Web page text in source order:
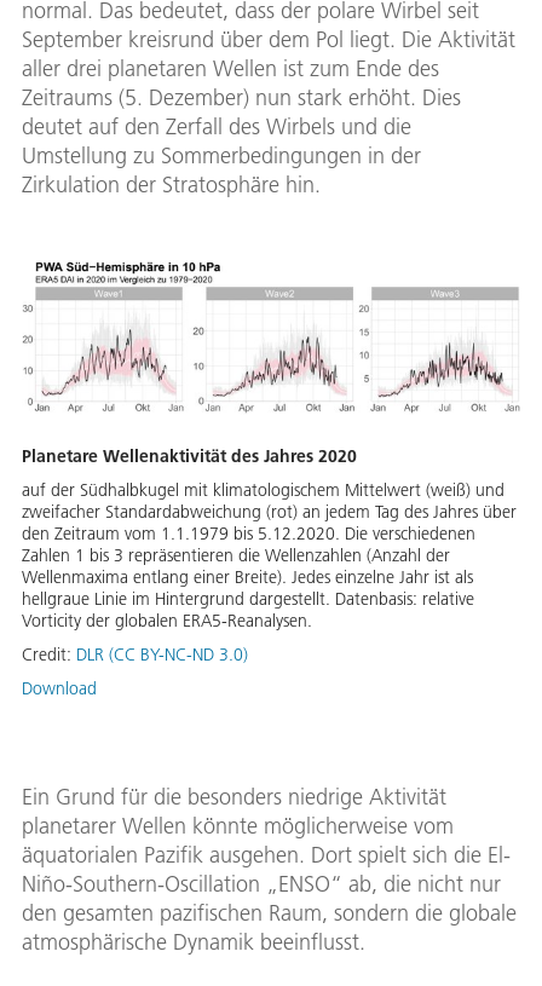
normal. Das bedeutet, dass der polare Wirbel seit
September kreisrund über dem Pol liegt. Die Aktivität
aller drei planetaren Wellen ist zum Ende des
Zeitraums (5. Dezember) nun stark erhöht. Dies
deutet auf den Zerfall des Wirbels und die
Umstellung zu Sommerbedingungen in der
Zirkulation der Stratosphäre hin.
Planetare Wellenaktivität des Jahres 2020
auf der Südhalbkugel mit klimatologischem Mittelwert (weiß) und
zweifacher Standardabweichung (rot) an jedem Tag des Jahres über
den Zeitraum vom 1.1.1979 bis 5.12.2020. Die verschiedenen
Zahlen 1 bis 3 repräsentieren die Wellenzahlen (Anzahl der
Wellenmaxima entlang einer Breite). Jedes einzelne Jahr ist als
hellgraue Linie im Hintergrund dargestellt. Datenbasis: relative
Vorticity der globalen ERA5-Reanalysen.
Credit: DLR (CC BY-NC-ND 3.0)
Download
Ein Grund für die besonders niedrige Aktivität
planetarer Wellen könnte möglicherweise vom
äquatorialen Pazifik ausgehen. Dort spielt sich die El-
Niño-Southern-Oscillation „ENSO“ ab, die nicht nur
den gesamten pazifischen Raum, sondern die globale
atmosphärische Dynamik beeinflusst.